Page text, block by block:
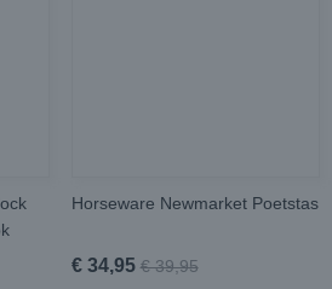
Horseware Newmarket Poetstas
€ 34,95 € 39,95